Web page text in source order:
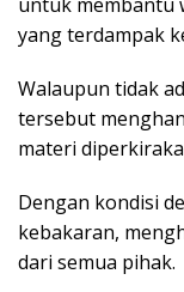
yang terdampak
Walaupun tidak
tersebut
materi
Dengan kondisi
kebakaran,
dari semua pihak.